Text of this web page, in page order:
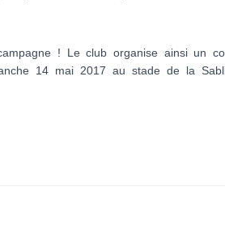
! Le club organise ainsi un
14 mai 2017 au stade de la